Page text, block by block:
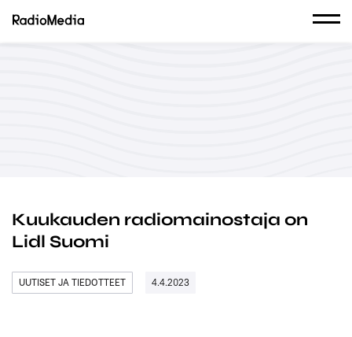
Kuukauden radiomainostaja on
Lidl Suomi
UUTISET JA TIEDOTTEET 4.4.2023